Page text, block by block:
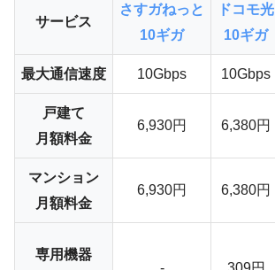
サービス
さすガねっと
10ギガ
ドコモ光
10ギガ
最大通信速度 10Gbps 10Gbps
戸建て
月額料金
6,930円 6,380円
マンション
月額料金
6,930円 6,380円
専用機器